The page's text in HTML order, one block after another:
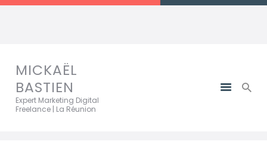
MICKAËL
BASTIEN
Expert Marketing Digital
Freelance | La Réunion